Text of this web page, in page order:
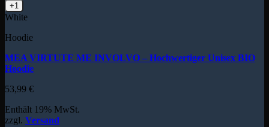
+1
White
Hoodie
MEA VIRTUTE ME INVOLVO – Hochwertiger Unisex BIO
Hoodie
53,99 €
Enthält 19% MwSt.
zzgl. Versand